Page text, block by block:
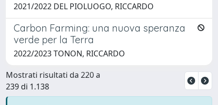
2021/2022 DEL PIOLUOGO, RICCARDO
Carbon Farming: una nuova speranza
verde per la Terra
2022/2023 TONON, RICCARDO
Mostrati risultati da 220 a
239 di 1.138